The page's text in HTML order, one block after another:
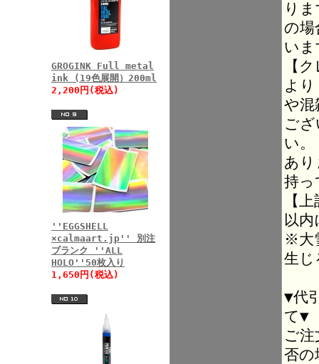
GROGINK Full metal
ink (19色展開）200ml
2,200円(税込)
''EGGSHELL
×calmaart.jp'' 別注
ブランク ''ALL
HOLO''50枚入り
1,650円(税込)
り
の場
い
【
よ
や混
ご
い
あ
持っ
【
以内
※大
生じ
▼代
て▼
ご
否の